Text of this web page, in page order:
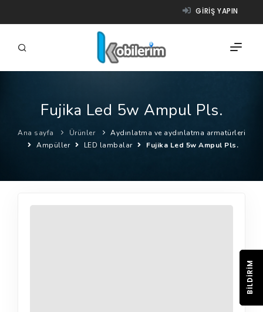
GIRIŞ YAPIN
FIRMALAR
ÜRÜNLER
NASIL ÇALIŞIR?
Fujika Led 5w Ampul Pls.
Ana sayfa Ürünler
Aydınlatma ve aydınlatma armatürleri
Ampüller
LED lambalar Fujika Led 5w Ampul Pls.
BILDIRIM